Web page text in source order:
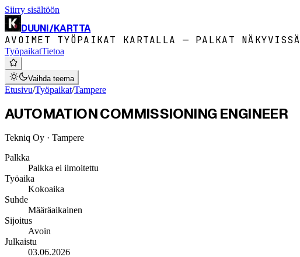
Siirry sisältöön
DUUNI/KARTTA
AVOIMET TYÖPAIKAT KARTALLA — PALKAT NÄKYVISSÄ
TyöpaikatTietoa
Vaihda teema
Etusivu/Työpaikat/Tampere
AUTOMATION COMMISSIONING ENGINEER
Tekniq Oy · Tampere
Palkka
Palkka ei ilmoitettu
Työaika
Kokoaika
Suhde
Määräaikainen
Sijoitus
Avoin
Julkaistu
03.06.2026